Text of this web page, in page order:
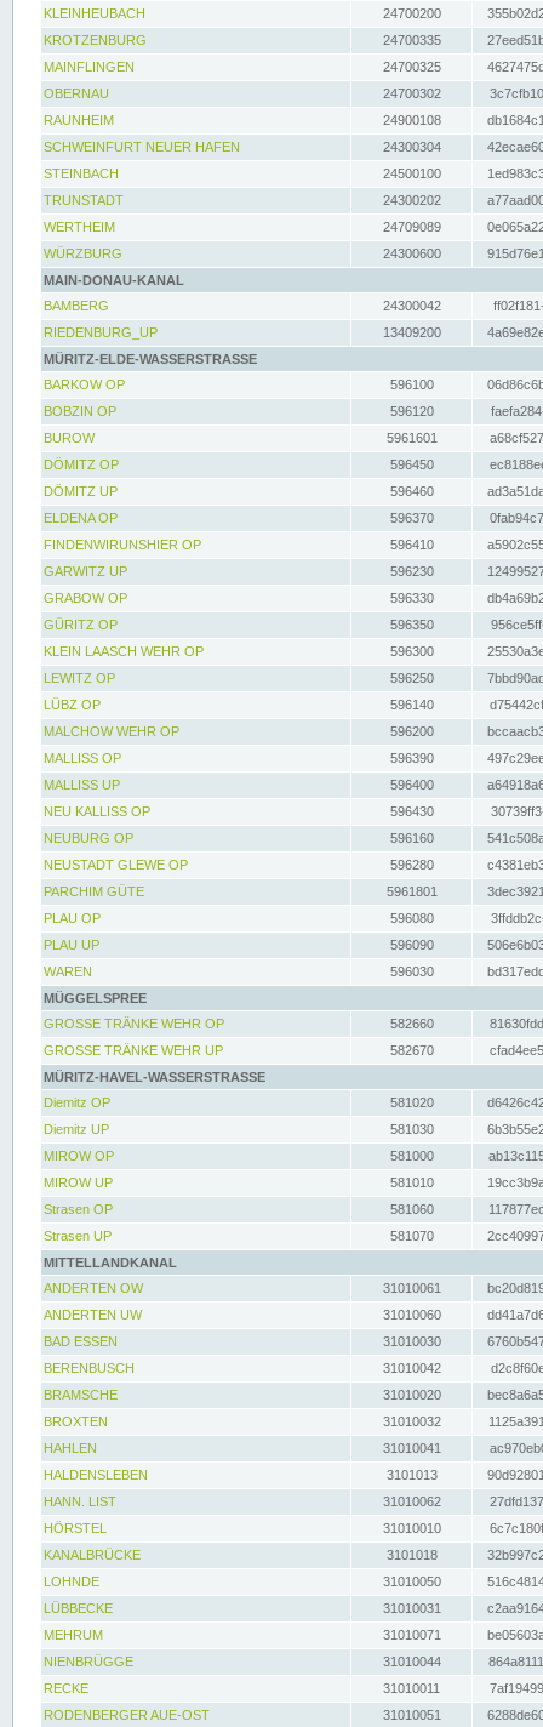
KLEINHEUBACH 24700200
KROTZENBURG
24700335
MAINFLINGEN
24700325
OBERNAU
24700302
RAUNHEIM
24900108
SCHWEINFURT NEUER HAFEN
24300304
STEINBACH
24500100
TRUNSTADT
24300202
WERTHEIM
24709089
WÜRZBURG
24300600
MAIN-DONAU-KANAL
BAMBERG
24300042
RIEDENBURG_UP
13409200
MÜRITZ-ELDE-WASSERSTRASSE
BARKOW OP
596100
BOBZIN OP
596120
BUROW
5961601
DÖMITZ OP
596450
DÖMITZ UP
596460
ELDENA OP
596370
FINDENWIRUNSHIER OP
596410
GARWITZ UP
596230
GRABOW OP
596330
GÜRITZ OP
596350
KLEIN LAASCH WEHR OP
596300
LEWITZ OP
596250
LÜBZ OP
596140
MALCHOW WEHR OP
596200
MALLISS OP
596390
MALLISS UP
596400
NEU KALLISS OP
596430
NEUBURG OP
596160
NEUSTADT GLEWE OP
596280
PARCHIM GÜTE
5961801
PLAU OP
596080
PLAU UP
596090
WAREN
596030
MÜGGELSPREE
GROSSE TRÄNKE WEHR OP
582660
GROSSE TRÄNKE WEHR UP
582670
MÜRITZ-HAVEL-WASSERSTRASSE
Diemitz OP
581020
Diemitz UP
581030
MIROW OP
581000
MIROW UP
581010
Strasen OP
581060
Strasen UP
581070
MITTELLANDKANAL
ANDERTEN OW
31010061
ANDERTEN UW
31010060
BAD ESSEN
31010030
BERENBUSCH
31010042
BRAMSCHE
31010020
BROXTEN
31010032
HAHLEN
31010041
HALDENSLEBEN
3101013
HANN. LIST
31010062
HÖRSTEL
31010010
KANALBRÜCKE
3101018
LOHNDE
31010050
LÜBBECKE
31010031
MEHRUM
31010071
NIENBRÜGGE
31010044
RECKE
31010011
RODENBERGER AUE-OST
31010051